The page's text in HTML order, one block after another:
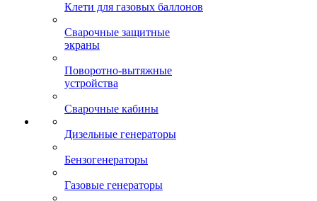
Клети для газовых баллонов
Сварочные защитные
экраны
Поворотно-вытяжные
устройства
Сварочные кабины
Дизельные генераторы
Бензогенераторы
Газовые генераторы